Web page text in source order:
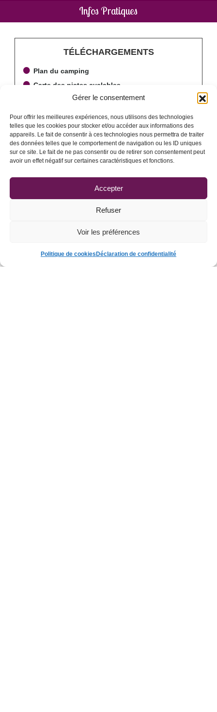
Gérer le consentement
Pour offrir les meilleures expériences, nous utilisons des technologies
telles que les cookies pour stocker et/ou accéder aux informations des
appareils. Le fait de consentir à ces technologies nous permettra de traiter
des données telles que le comportement de navigation ou les ID uniques
sur ce site. Le fait de ne pas consentir ou de retirer son consentement peut
avoir un effet négatif sur certaines caractéristiques et fonctions.
Accepter
Refuser
Voir les préférences
Politique de cookies Déclaration de confidentialité
Infos Pratiques
TÉLÉCHARGEMENTS
Plan du camping
Carte des pistes cyclables
Tarifs emplacements
GALERIE PHOTOS / VIDÉOS
FAQ